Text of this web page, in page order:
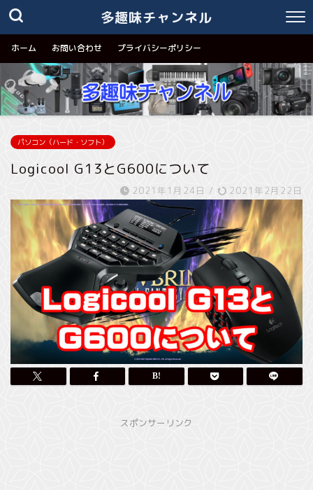
多趣味チャンネル
ホーム お問い合わせ プライバシーポリシー
パソコン（ハード・ソフト）
Logicool G13とG600について
2021年1月24日 / 2021年2月22日
スポンサーリンク